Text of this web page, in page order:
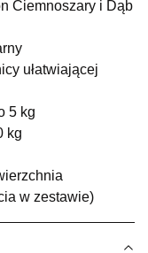
zł
30 dni
Wybierz
Ciemnoszary i Dąb
ułatwiającej
5 kg
kg
w zestawie)